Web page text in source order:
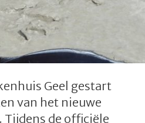
Geel gestart
van het nieuwe
de officiële